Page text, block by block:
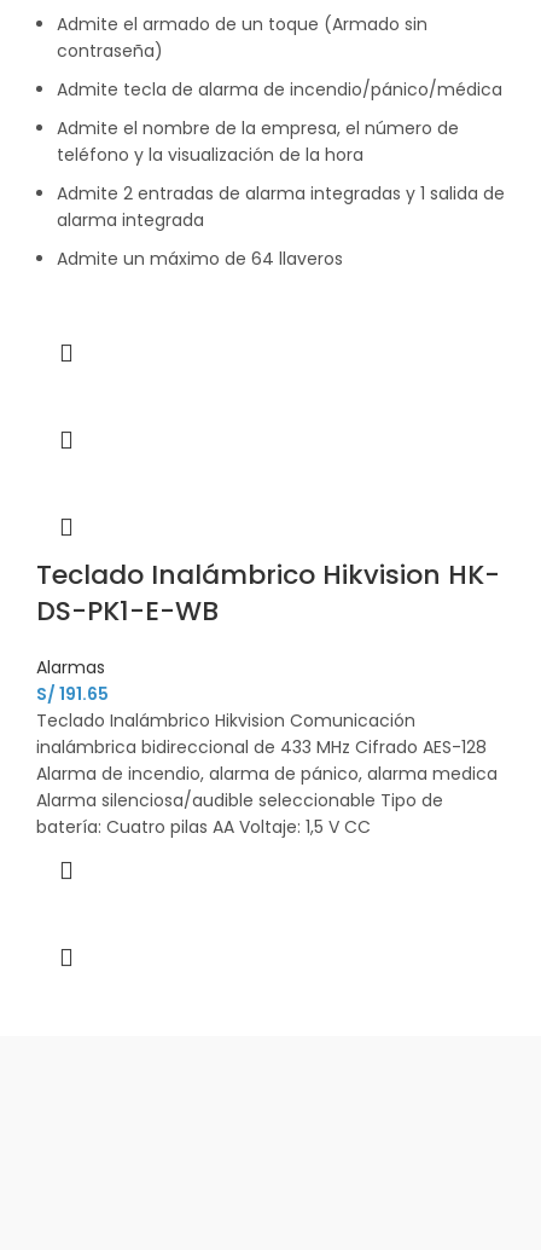
Admite el armado de un toque (Armado sin
contraseña)
Admite tecla de alarma de incendio/pánico/médica
Admite el nombre de la empresa, el número de
teléfono y la visualización de la hora
Admite 2 entradas de alarma integradas y 1 salida de
alarma integrada
Admite un máximo de 64 llaveros
Teclado Inalámbrico Hikvision HK-
DS-PK1-E-WB
Alarmas
S/ 191.65
Teclado Inalámbrico Hikvision Comunicación
inalámbrica bidireccional de 433 MHz Cifrado AES-128
Alarma de incendio, alarma de pánico, alarma medica
Alarma silenciosa/audible seleccionable Tipo de
batería: Cuatro pilas AA Voltaje: 1,5 V CC